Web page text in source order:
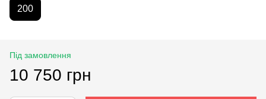
200
Під замовлення
10 750 грн